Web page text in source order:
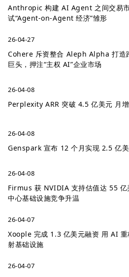
Anthropic 构建 AI Agent 之间交易
试“Agent-on-Agent 经济”雏形
26-04-27
Cohere 斥资整合 Aleph Alpha 打造
巨头，押注“主权 AI”企业市场
26-04-08
Perplexity ARR 突破 4.5 亿美元 月
26-04-08
Genspark 宣布 12 个月实现 2.5 亿
26-04-08
Firmus 获 NVIDIA 支持估值达 55 亿
中心基础设施竞争升温
26-04-07
Xoople 完成 1.3 亿美元融资 用 AI 重
射基础设施
26-04-07